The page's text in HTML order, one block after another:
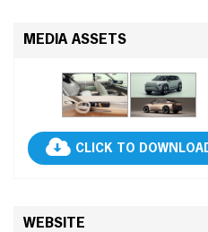
MEDIA ASSETS
CLICK TO
WEBSITE